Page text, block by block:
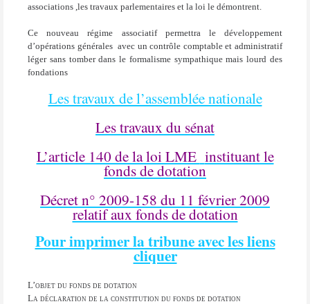
associations ,les travaux parlementaires et la loi le démontrent.
Ce nouveau régime associatif permettra le développement
d’opérations générales avec un contrôle comptable et administratif
léger sans tomber dans le formalisme sympathique mais lourd des
fondations
Les travaux de l’assemblée nationale
Les travaux du sénat
L’article 140 de la loi LME instituant le
fonds de dotation
Décret n° 2009-158 du 11 février 2009
relatif aux fonds de dotation
Pour imprimer la tribune avec les liens
cliquer
L’objet du fonds de dotation
La déclaration de la constitution du fonds de dotation